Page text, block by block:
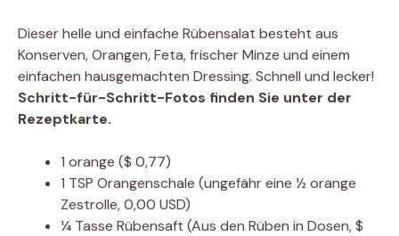
Dieser helle und einfache Rübensalat besteht aus
Konserven, Orangen, Feta, frischer Minze und einem
einfachen hausgemachten Dressing. Schnell und lecker!
Schritt-für-Schritt-Fotos finden Sie unter der
Rezeptkarte.
1 orange ($ 0,77)
1 TSP Orangenschale (ungefähr eine ½ orange
Zestrolle, 0,00 USD)
¼ Tasse Rübensaft (Aus den Rüben in Dosen, $